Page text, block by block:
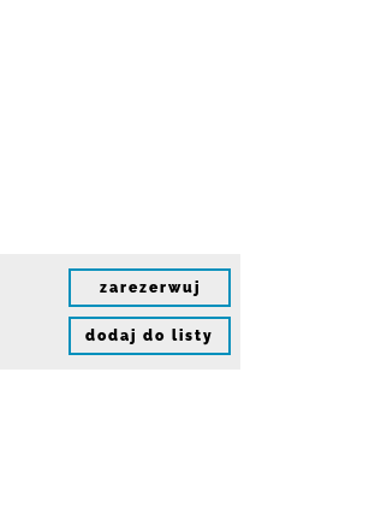
zarezerwuj
dodaj do listy